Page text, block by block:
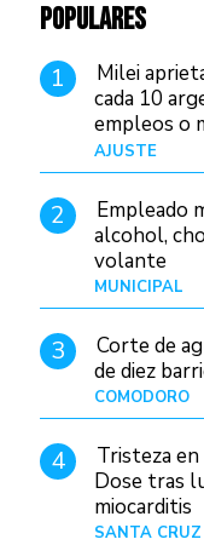
POPULARES
1
Milei
cada 10
empleos o
AJUSTE
2
Empleado
alcohol,
volante
MUNICIPAL
3
Corte de
de diez
COMODORO
4
Tristeza
Dose tras
miocarditis
SANTA CRUZ